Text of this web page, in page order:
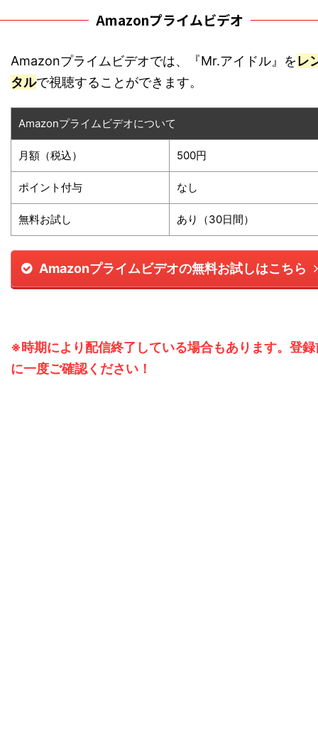
Amazonプライムビデオ
Amazonプライムビデオでは、『Mr.アイドル』をレ
タルで視聴することができます。
Amazonプライムビデオについて
月額（税込） 500円
ポイント付与 なし
無料お試し あり（30日間）
Amazonプライムビデオの無料お試しはこちら
※時期により配信終了している場合もあります。登録
に一度ご確認ください！